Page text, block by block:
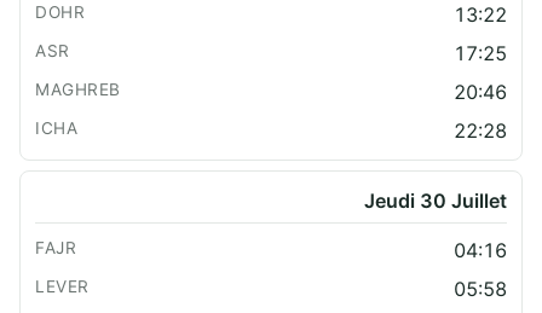
13:22
17:25
20:46
22:28
Jeudi 30 Juillet
04:16
05:58